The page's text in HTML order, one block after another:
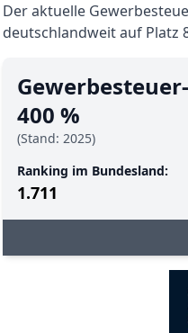
Der aktuelle
deutschlandweit auf Platz
400 %
(Stand: 2025)
Ranking im Bundesland:
1.711